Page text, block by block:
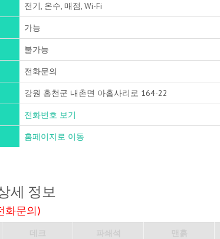
전기, 온수, 매점, Wi-Fi
가능
불가능
전화문의
강원 홍천군 내촌면 아홉사리로 164-22
전화번호 보기
홈페이지로 이동
세 정보
화문의)